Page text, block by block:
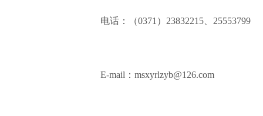
电话：（0371）23832215、25553799
E-mail：msxyrlzyb@126.com